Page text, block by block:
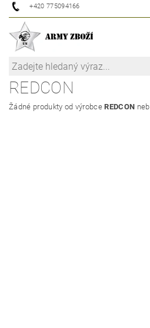
+420 775094166
REDCON
Žádné produkty od výrobceREDCON